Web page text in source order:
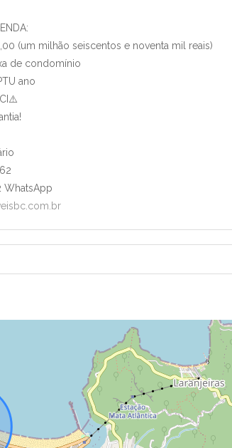
(um milhão seiscentos e noventa mil reais)
de condomínio
ano
WhatsApp